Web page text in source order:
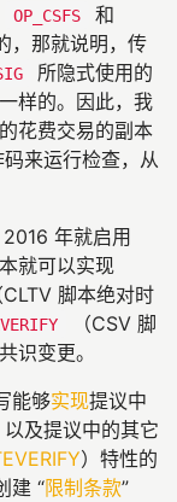
OP_CSFS 和
，那就说明，传
所隐式使用的
样的。因此，我
花费交易的副本
来运行检查，从
年就启用
就可以实现
CLTV 脚本绝对时
（CSV 脚
识变更。
能够实现提议中
及提议中的其它
）特性的
建 “限制条款”